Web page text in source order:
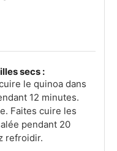
secs :
le quinoa dans
12 minutes.
Faites cuire les
pendant 20
refroidir.